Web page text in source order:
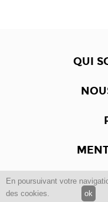
En poursuivant votre
des cookies.
ok
QUI
Copyright © 2012 -